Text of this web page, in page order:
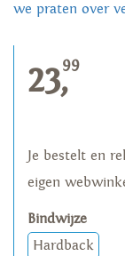
we praten over
23,99
Je bestelt en
eigen
Bindwijze
Hardback